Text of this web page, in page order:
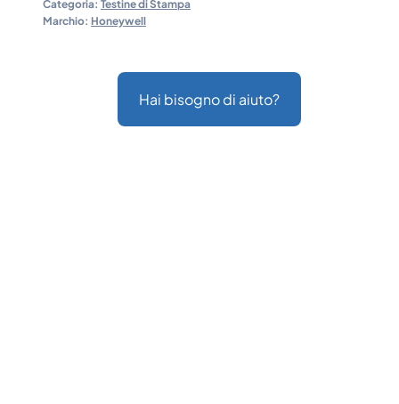
Categoria: Testine di Stampa
Marchio: Honeywell
Hai bisogno di aiuto?